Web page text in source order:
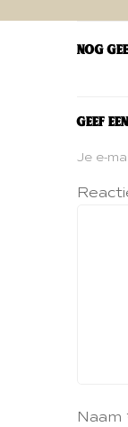
Nog
Geef
Je e-
Naam